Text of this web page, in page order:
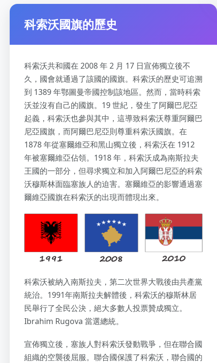
科索沃國旗的歷史
科索沃共和國在 2008 年 2 月 17 日宣佈獨立後不
久，國會就通過了該國的國旗。科索沃的歷史可追溯
到 1389 年鄂圖曼帝國控制該地區。然而，當時科索
沃並沒有自己的國旗。19 世紀，發生了阿爾巴尼亞
起義，科索沃也參與其中，這導致科索沃尊重阿爾巴
尼亞國旗，而阿爾巴尼亞則尊重科索沃國旗。在
1878 年從塞爾維亞和黑山獨立後，科索沃在 1912
年被塞爾維亞佔領。1918 年，科索沃成為南斯拉夫
王國的一部分，但尋求獨立和加入阿爾巴尼亞的科索
沃穆斯林面臨塞族人的迫害。塞爾維亞的影響通過塞
爾維亞國旗在科索沃的出現而體現出來。
科索沃被納入南斯拉夫，第二次世界大戰後由共產黨
統治。1991年南斯拉夫解體後，科索沃的穆斯林居
民舉行了全民公決，絕大多數人投票贊成獨立。
Ibrahim Rugova 當選總統。
宣佈獨立後，塞族人對科索沃發動戰爭，但在聯合國
組織的空襲後屈服。聯合國保護了科索沃，聯合國的